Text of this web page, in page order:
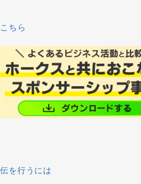
ちら
を行うには